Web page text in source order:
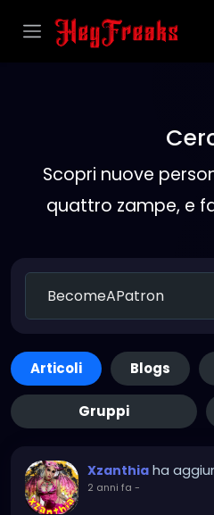
Scopri nuove
quattro zampe, e
Articoli Blogs
Gruppi
Xzanthia ha
2 anni fa -